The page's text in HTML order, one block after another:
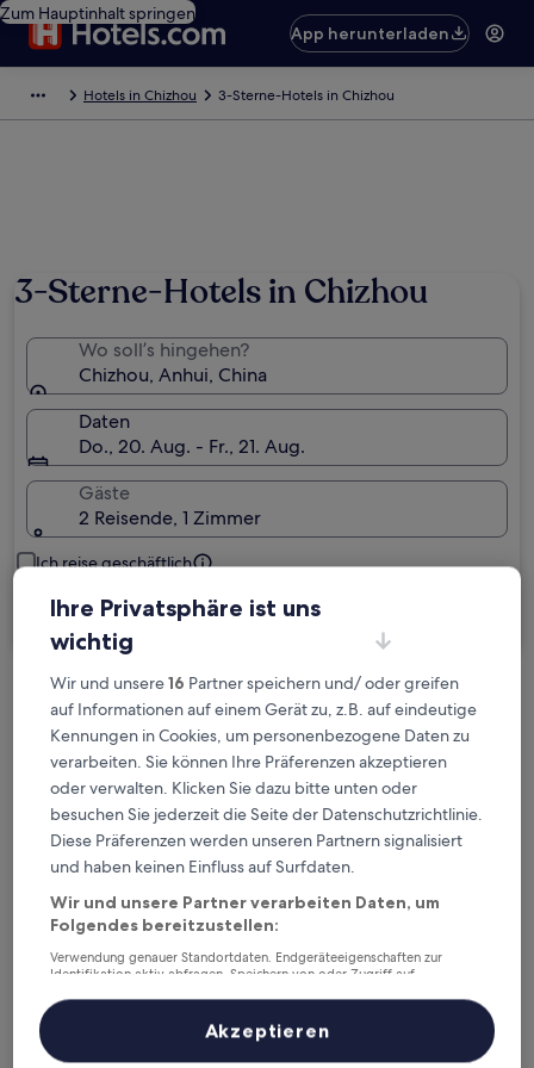
Zum Hauptinhalt springen
App herunterladen
Hotels in Chizhou 3-Sterne-Hotels in Chizhou
3-Sterne-Hotels in Chizhou
Wo soll’s hingehen?
Chizhou, Anhui, China
Daten
Do., 20. Aug. - Fr., 21. Aug.
Gäste
2 Reisende, 1 Zimmer
Ich reise geschäftlich
Suchen
Kostenlose Stornierung bei
Planänderungen
Verdiene Prämien für jede
wahrgenommene Übernachtung
Mehr sparen mit Preisen für Mitglieder
6. Aug. - 7. Aug.
7. Aug. - 8. Aug.
Ihre Privatsphäre ist uns
wichtig
Wir und unsere16 Partner speichern und/ oder greifen
auf Informationen auf einem Gerät zu, z.B. auf eindeutige
Kennungen in Cookies, um personenbezogene Daten zu
verarbeiten. Sie können Ihre Präferenzen akzeptieren
oder verwalten. Klicken Sie dazu bitte unten oder
besuchen Sie jederzeit die Seite der Datenschutzrichtlinie.
Diese Präferenzen werden unseren Partnern signalisiert
und haben keinen Einfluss auf Surfdaten.
Wir und unsere Partner verarbeiten Daten, um
Folgendes bereitzustellen:
Verwendung genauer Standortdaten. Endgeräteeigenschaften zur
Identifikation aktiv abfragen. Speichern von oder Zugriff auf
Inhalte, Messung von Werbeleistung und der Performance von Inhalten,
Zielgruppenforschung sowie Entwicklung und Verbesserung von
Liste der Partner (Lieferanten)
Akzeptieren